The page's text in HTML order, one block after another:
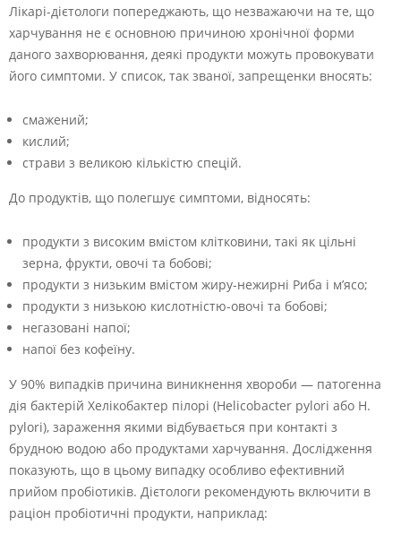
Лікарі-дієтологи попереджають, що незважаючи на те, що
харчування не є основною причиною хронічної форми
даного захворювання, деякі продукти можуть провокувати
його симптоми. У список, так званої, запрещенки вносять:
смажений;
кислий;
страви з великою кількістю спецій.
До продуктів, що полегшує симптоми, відносять:
продукти з високим вмістом клітковини, такі як цільні
зерна, фрукти, овочі та бобові;
продукти з низьким вмістом жиру-нежирні Риба і м’ясо;
продукти з низькою кислотністю-овочі та бобові;
негазовані напої;
напої без кофеїну.
У 90% випадків причина виникнення хвороби — патогенна
дія бактерій Хелікобактер пілорі (Helicobacter pylori або H.
pylori), зараження якими відбувається при контакті з
брудною водою або продуктами харчування. Дослідження
показують, що в цьому випадку особливо ефективний
прийом пробіотиків. Дієтологи рекомендують включити в
раціон пробіотичні продукти, наприклад: